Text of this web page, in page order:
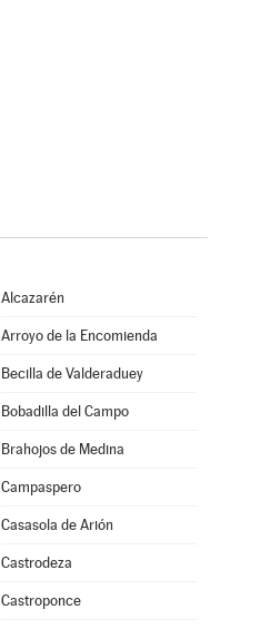
Alcazarén
Arroyo de la Encomienda
Becilla de Valderaduey
Bobadilla del Campo
Brahojos de Medina
Campaspero
Casasola de Arión
Castrodeza
Castroponce